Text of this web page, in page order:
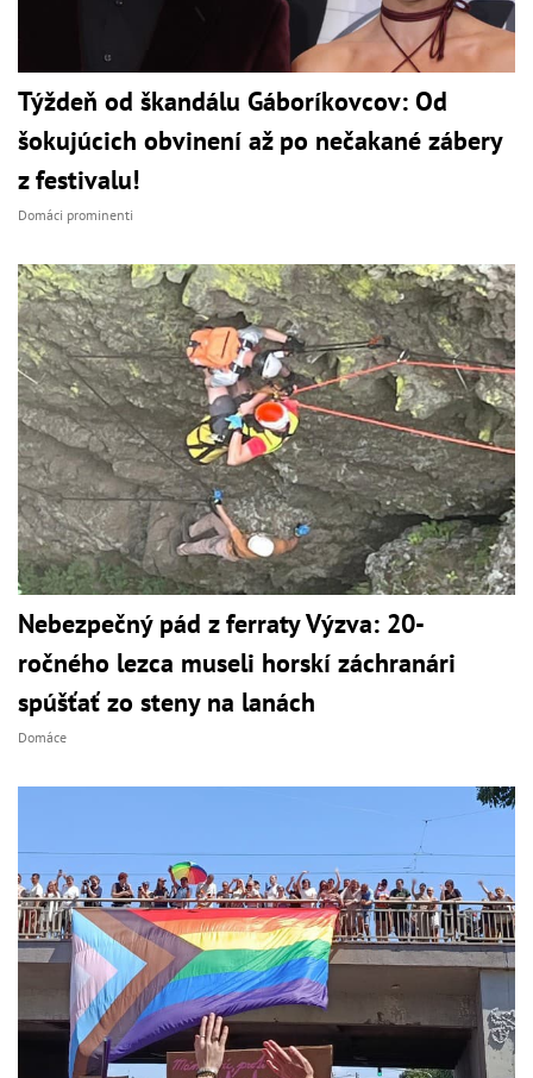
Týždeň od škandálu Gáboríkovcov: Od
šokujúcich obvinení až po nečakané zábery
z festivalu!
Domáci prominenti
Nebezpečný pád z ferraty Výzva: 20-
ročného lezca museli horskí záchranári
spúšťať zo steny na lanách
Domáce